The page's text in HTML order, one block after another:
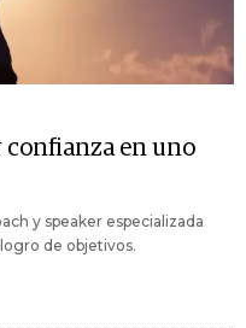
confianza en uno
y speaker especializada
de objetivos.